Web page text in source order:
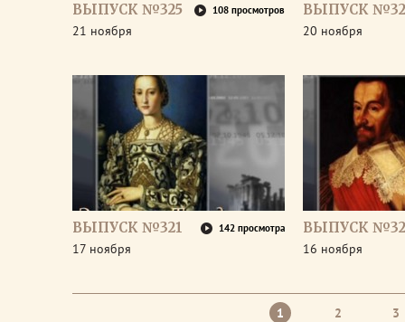
ВЫПУСК №325 108 просмотров
21 ноября
ВЫПУСК
20 ноября
ВЫПУСК №321 142 просмотра
17 ноября
ВЫПУСК
16 ноября
1 2 3